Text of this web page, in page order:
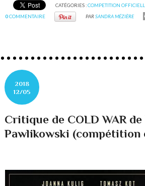
CATÉGORIES :COMPETITION
0COMMENTAIRE PARSANDRA MÉZIÈRE
2018
12/05
Critique de COLD WAR de
Pawlikowski